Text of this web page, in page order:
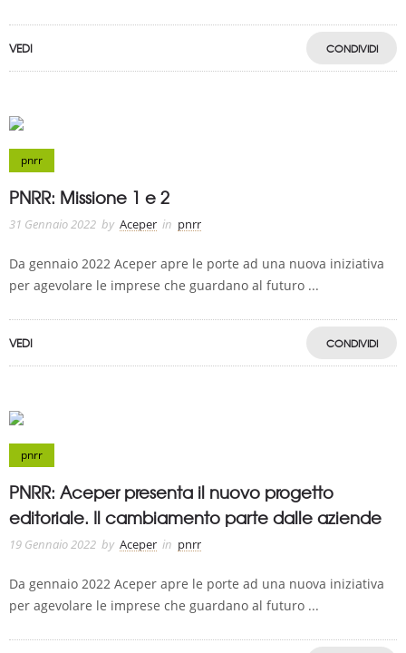
VEDI CONDIVIDI
pnrr
PNRR: Missione 1 e 2
31 Gennaio 2022 by Aceper in pnrr
Da gennaio 2022 Aceper apre le porte ad una nuova iniziativa
per agevolare le imprese che guardano al futuro ...
VEDI CONDIVIDI
pnrr
PNRR: Aceper presenta il nuovo progetto
editoriale. Il cambiamento parte dalle aziende
19 Gennaio 2022 by Aceper in pnrr
Da gennaio 2022 Aceper apre le porte ad una nuova iniziativa
per agevolare le imprese che guardano al futuro ...